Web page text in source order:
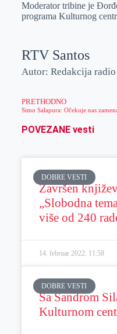
Moderator tribine je
programa Kulturnog
RTV Santos
Autor: Redakcija
PRETHODNO
POVEZANE vesti
DOBRE VESTI
Završen
„Slobodna
više od 240
14. februar 2022. 11:58
DOBRE VESTI
Sa Sandrom
Kulturnom